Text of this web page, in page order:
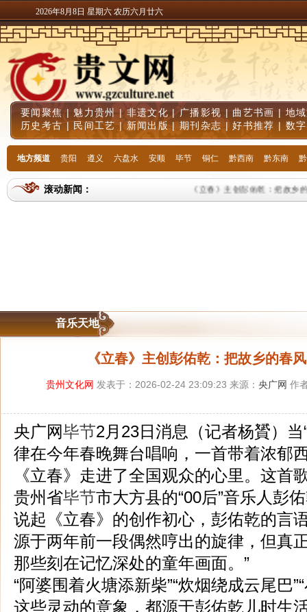
2026年8月8日 星期六 农历六月廿六
要闻聚焦| 魅力贵州|非遗文化 |广播影视 | 曲艺书画 | 地
历史考古 | 民间工艺 | 新闻出版|期刊杂志 |好书推荐 | 数
地方频道 贵阳 遵义 六盘水 安顺 毕节 铜仁 黔西南 黔东南
滚动新闻： 《立春》主创彭佑乾：把故乡的
音乐天地
《立春》主创彭佑乾：把故乡的春
贵州文化网 发表于：2026-02-24 23:09:23 来源： 央广网 作
央广网毕节2月23日消息（记者杨贇）
律在今年春晚舞台唱响，一首带着浓郁
《立春》走进了全国观众的心里。这首
贵州省毕节市大方县的“00后”音乐人彭
说起《立春》的创作初心，彭佑乾的言
源于两年前一段偶然哼出的旋律，但真
那些刻在记忆深处的童年画面。”
“阿婆围着火塘添新柴”“炊烟绕成云尾巴
这些灵动的意象，都源于彭佑乾儿时生